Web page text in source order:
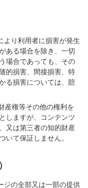
より利用者に損害が発生
ある場合を除き、一切
場合であっても、その
的損害、間接損害、特
る損害については、賠
産権等その他の権利を
しますが、コンテンツ
又は第三者の知的財産
て保証しません。
ジの全部又は一部の提供